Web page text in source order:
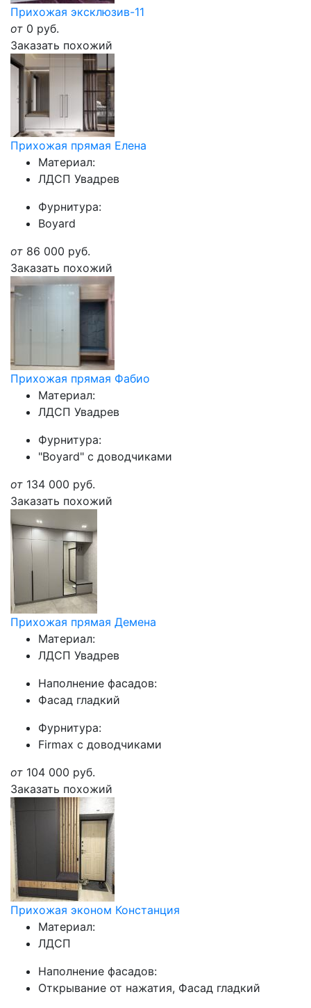
Прихожая эксклюзив-11
от 0 руб.
Заказать похожий
Прихожая прямая Елена
Материал:
ЛДСП Увадрев
Фурнитура:
Boyard
от 86 000 руб.
Заказать похожий
Прихожая прямая Фабио
Материал:
ЛДСП Увадрев
Фурнитура:
"Boyard" с доводчиками
от 134 000 руб.
Заказать похожий
Прихожая прямая Демена
Материал:
ЛДСП Увадрев
Наполнение фасадов:
Фасад гладкий
Фурнитура:
Firmax с доводчиками
от 104 000 руб.
Заказать похожий
Прихожая эконом Констанция
Материал:
ЛДСП
Наполнение фасадов:
Открывание от нажатия, Фасад гладкий